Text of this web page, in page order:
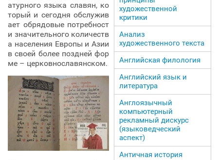
атурного языка славян, ко
торый и сегодня обслужив
ает обрядовые потребност
и значительного количеств
а населения Европы и Азии
в своей более поздней фор
ме – церковнославянском.
художественной
критики
Анализ
художественного текста
Английская филология
Английский язык и
литература
Англоязычный
компьютерный
рекламный дискурс
(языковедческий
аспект)
Античная история